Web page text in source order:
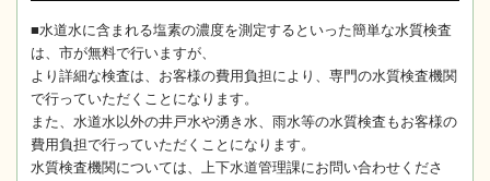
■水道水に含まれる塩素の濃度を測定するといった簡単な水質検査
は、市が無料で行いますが、
より詳細な検査は、お客様の費用負担により、専門の水質検査機関
で行っていただくことになります。
また、水道水以外の井戸水や湧き水、雨水等の水質検査もお客様の
費用負担で行っていただくことになります。
水質検査機関については、上下水道管理課にお問い合わせくださ